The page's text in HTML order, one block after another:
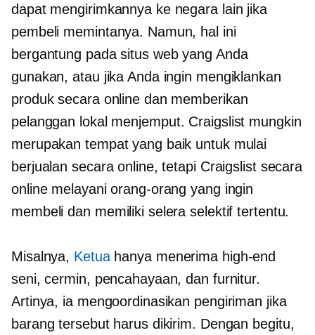
dapat mengirimkannya ke negara lain jika
pembeli memintanya. Namun, hal ini
bergantung pada situs web yang Anda
gunakan, atau jika Anda ingin mengiklankan
produk secara online dan memberikan
pelanggan lokal menjemput. Craigslist mungkin
merupakan tempat yang baik untuk mulai
berjualan secara online, tetapi Craigslist secara
online melayani orang-orang yang ingin
membeli dan memiliki selera selektif tertentu.
Misalnya, Ketuahanya menerima high-end
seni, cermin, pencahayaan, dan furnitur.
Artinya, ia mengoordinasikan pengiriman jika
barang tersebut harus dikirim. Dengan begitu,